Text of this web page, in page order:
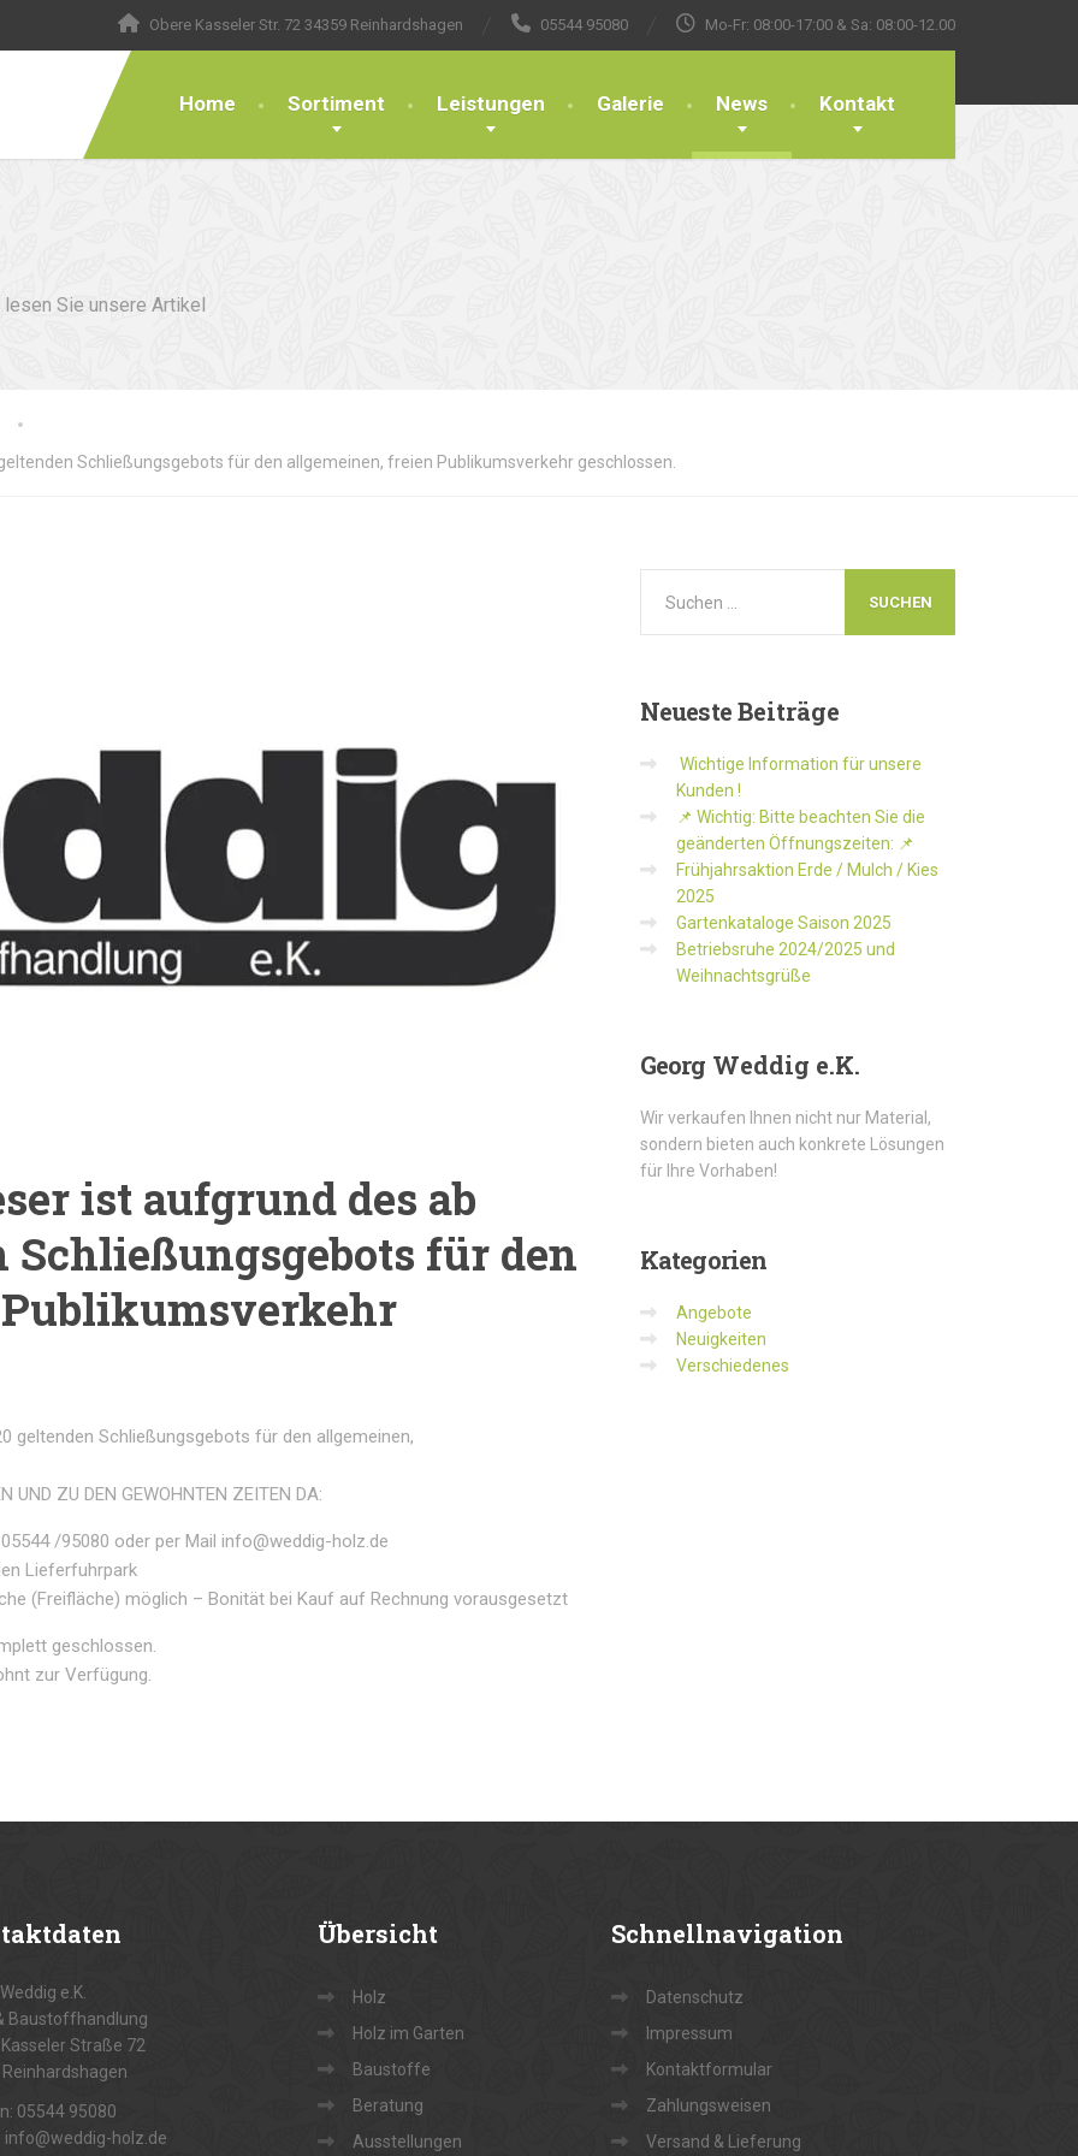
Obere Kasseler Str. 72 34359 Reinhardshagen 05544 95080 Mo-Fr: 08:00-17:00 & Sa: 08:00-12.00
Home Sortiment Leistungen Galerie News Kontakt
Sie unsere Artikel
Schließungsgebots für den allgemeinen, freien Publikumsverkehr geschlossen.
ist aufgrund des ab
Schließungsgebots für den
geltenden Schließungsgebots für den allgemeinen,
UND ZU DEN GEWOHNTEN ZEITEN DA:
/95080 oder per Mail info@weddig-holz.de
Lieferfuhrpark
(Freifläche) möglich – Bonität bei Kauf auf Rechnung vorausgesetzt
geschlossen.
zur Verfügung.
NeuesteBeiträge
Wichtige Information für unsere
Kunden !
📌 Wichtig: Bitte beachten Sie die
geänderten Öffnungszeiten: 📌
Frühjahrsaktion Erde / Mulch / Kies
2025
Gartenkataloge Saison 2025
Betriebsruhe 2024/2025 und
Weihnachtsgrüße
Georg Weddig e.K.
Wir verkaufen Ihnen nicht nur Material,
sondern bieten auch konkrete Lösungen
für Ihre Vorhaben!
Kategorien
Angebote
Neuigkeiten
Verschiedenes
e.K.
Baustoffhandlung
Straße 72
05544 95080
info@weddig-holz.de
Übersicht
Holz
Holz im Garten
Baustoffe
Beratung
Ausstellungen
Schnellnavigation
Datenschutz
Impressum
Kontaktformular
Zahlungsweisen
Versand & Lieferung